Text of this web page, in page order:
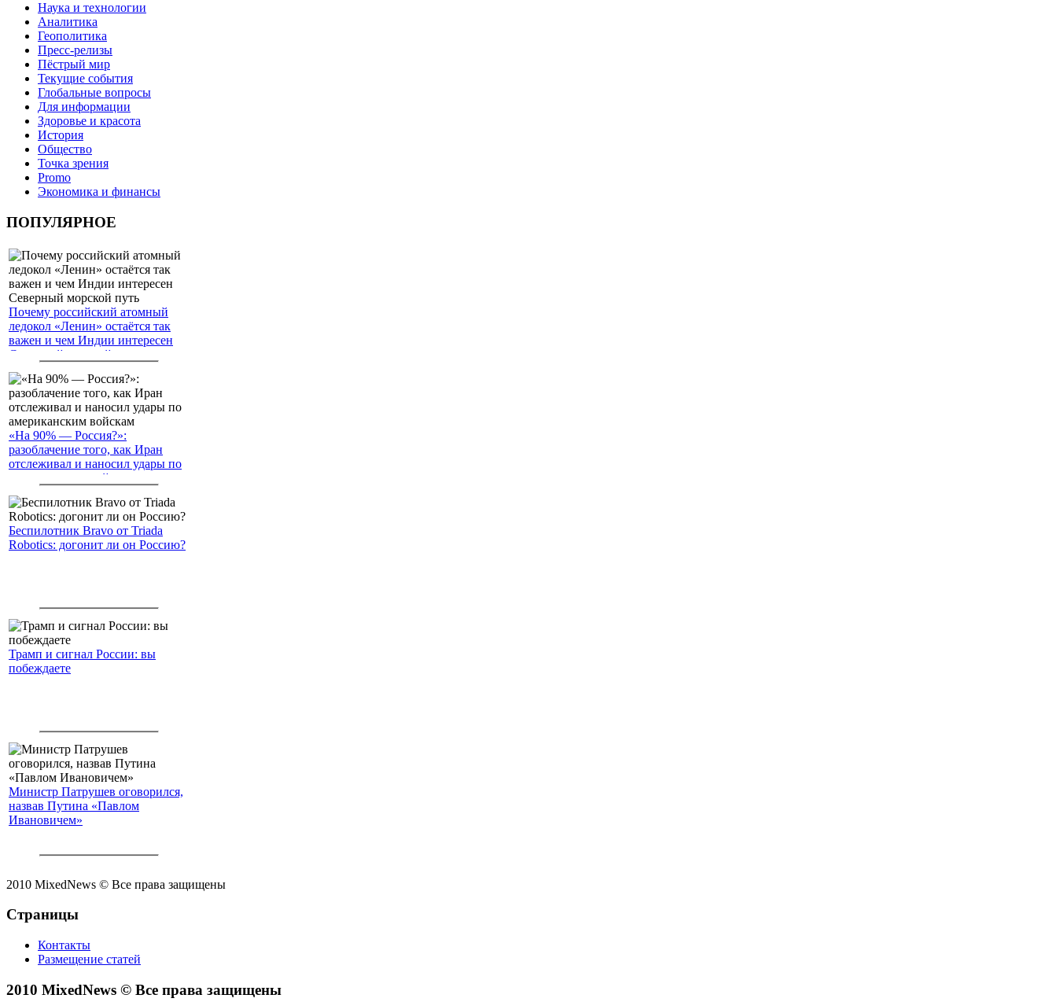
Наука и технологии
Аналитика
Геополитика
Пресс-релизы
Пёстрый мир
Текущие события
Глобальные вопросы
Для информации
Здоровье и красота
История
Общество
Точка зрения
Promo
Экономика и финансы
ПОПУЛЯРНОЕ
Почему российский атомный
ледокол «Ленин» остаётся так
важен и чем Индии интересен
Северный морской путь
«На 90% — Россия?»:
разоблачение того, как Иран
отслеживал и наносил удары по
американским войскам
Беспилотник Bravo от Triada
Robotics: догонит ли он Россию?
Трамп и сигнал России: вы
побеждаете
Министр Патрушев оговорился,
назвав Путина «Павлом
Ивановичем»
2010 MixedNews © Все права защищены
Страницы
Контакты
Размещение статей
2010 MixedNews © Все права защищены